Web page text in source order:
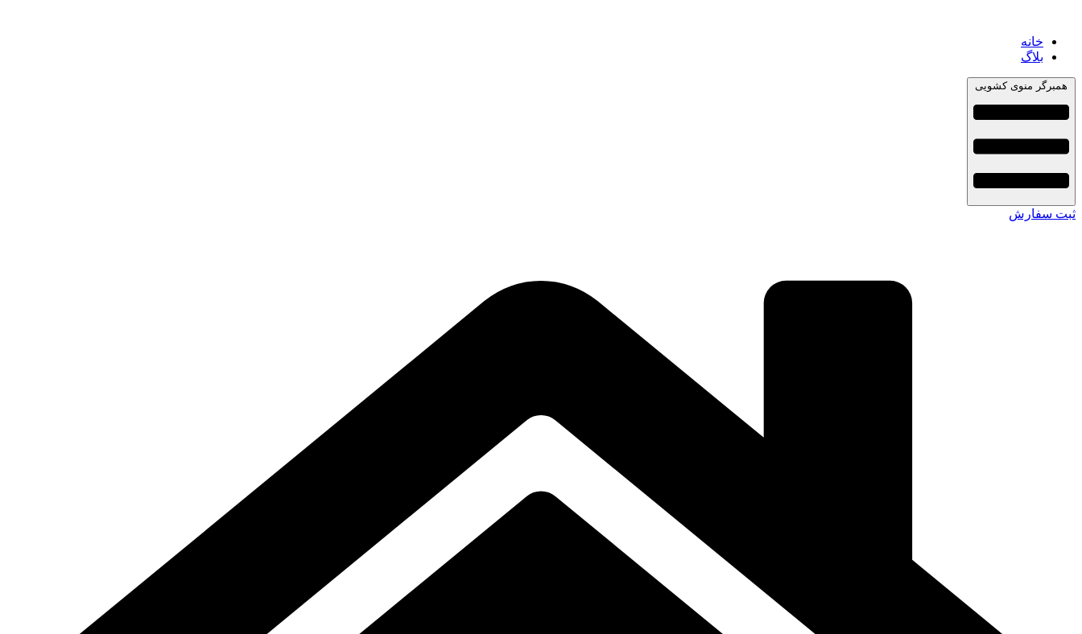
خانه
بلاگ
همبرگر منوی کشویی
ثبت سفارش